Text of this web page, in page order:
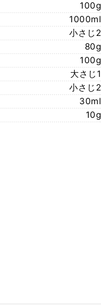
100g
1000ml
小さじ2
80g
100g
大さじ1
小さじ2
30ml
10g